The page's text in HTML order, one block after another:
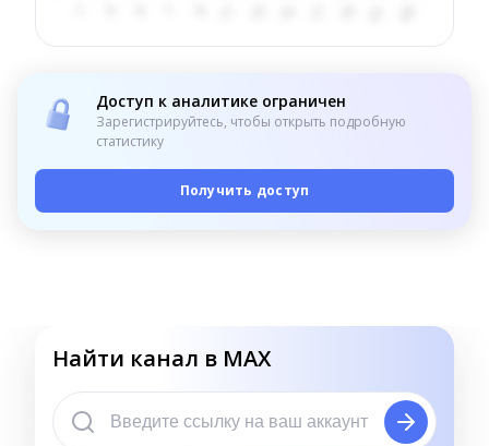
Доступ к аналитике ограничен
Зарегистрируйтесь, чтобы открыть подробную
статистику
Получить доступ
Найти канал в MAX